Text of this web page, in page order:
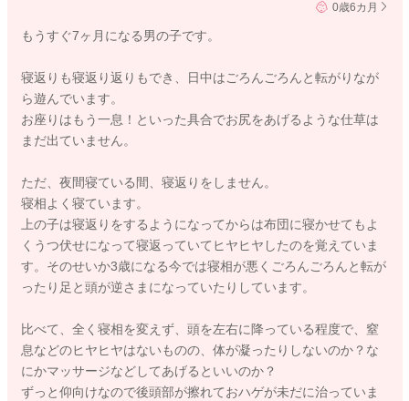
0歳6カ月
もうすぐ7ヶ月になる男の子です。
寝返りも寝返り返りもでき、日中はごろんごろんと転がりなが
ら遊んでいます。
お座りはもう一息！といった具合でお尻をあげるような仕草は
まだ出ていません。
ただ、夜間寝ている間、寝返りをしません。
寝相よく寝ています。
上の子は寝返りをするようになってからは布団に寝かせてもよ
くうつ伏せになって寝返っていてヒヤヒヤしたのを覚えていま
す。そのせいか3歳になる今では寝相が悪くごろんごろんと転が
ったり足と頭が逆さまになっていたりしています。
比べて、全く寝相を変えず、頭を左右に降っている程度で、窒
息などのヒヤヒヤはないものの、体が凝ったりしないのか？な
にかマッサージなどしてあげるといいのか？
ずっと仰向けなので後頭部が擦れておハゲが未だに治っていま